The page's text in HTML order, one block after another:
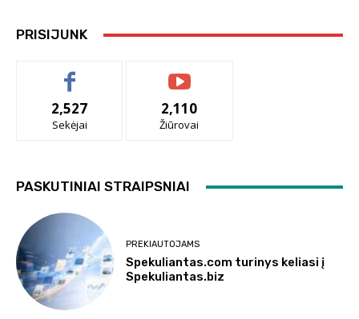
PRISIJUNK
2,527
Sekėjai
2,110
Žiūrovai
PASKUTINIAI STRAIPSNIAI
PREKIAUTOJAMS
Spekuliantas.com turinys keliasi į
Spekuliantas.biz